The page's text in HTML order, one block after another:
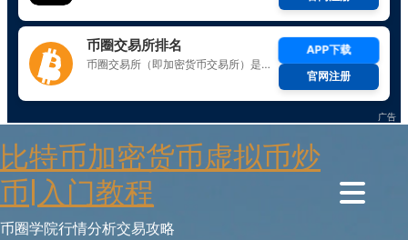
to
content
比特币加密货币虚拟币炒
币|入门教程
币圈学院行情分析交易攻略